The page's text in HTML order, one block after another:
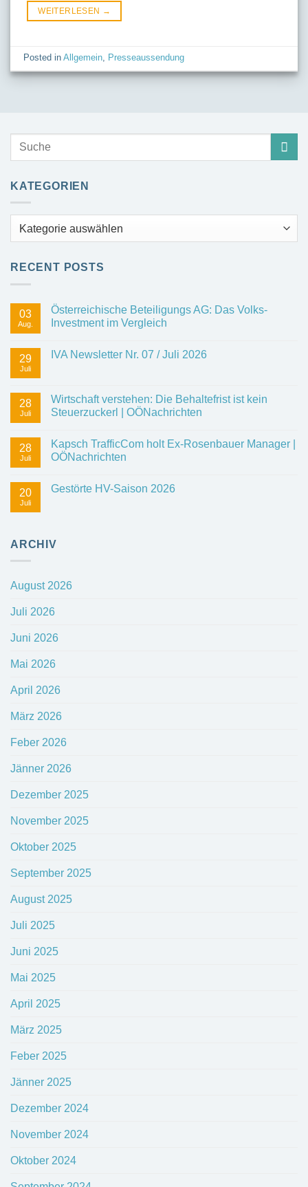
KATEGORIEN
Kategorien
RECENT POSTS
03
Aug.
Österreichische Beteiligungs AG: Das Volks-
Investment im Vergleich
29
Juli
IVA Newsletter Nr. 07 / Juli 2026
28
Juli
Wirtschaft verstehen: Die Behaltefrist ist kein
Steuerzuckerl | OÖNachrichten
28
Juli
Kapsch TrafficCom holt Ex-Rosenbauer Manager |
OÖNachrichten
20
Juli
Gestörte HV-Saison 2026
ARCHIV
August 2026
Juli 2026
Juni 2026
Mai 2026
April 2026
März 2026
Feber 2026
Jänner 2026
Dezember 2025
November 2025
Oktober 2025
September 2025
August 2025
Juli 2025
Juni 2025
Mai 2025
April 2025
März 2025
Feber 2025
Jänner 2025
Dezember 2024
November 2024
Oktober 2024
WEITERLESEN →
Posted inAllgemein Presseaussendung